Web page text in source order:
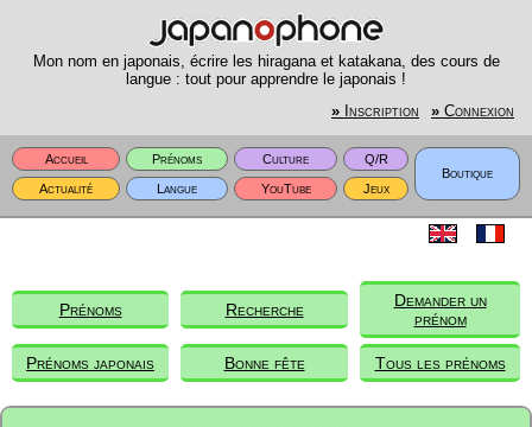
Mon nom en japonais, écrire les hiragana et katakana, des cours de
langue : tout pour apprendre le japonais !
» Inscription » Connexion
Accueil Prénoms Culture
Q/R
Boutique
Actualité
Langue YouTube Jeux
Prénoms Recherche
Demander un
prénom
Prénoms japonais Bonne fête Tous les prénoms